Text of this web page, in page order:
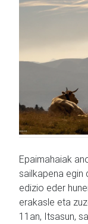
Epaimahaiak
sailkapena egin
edizio eder
erakasle eta
11an, Itsasun,